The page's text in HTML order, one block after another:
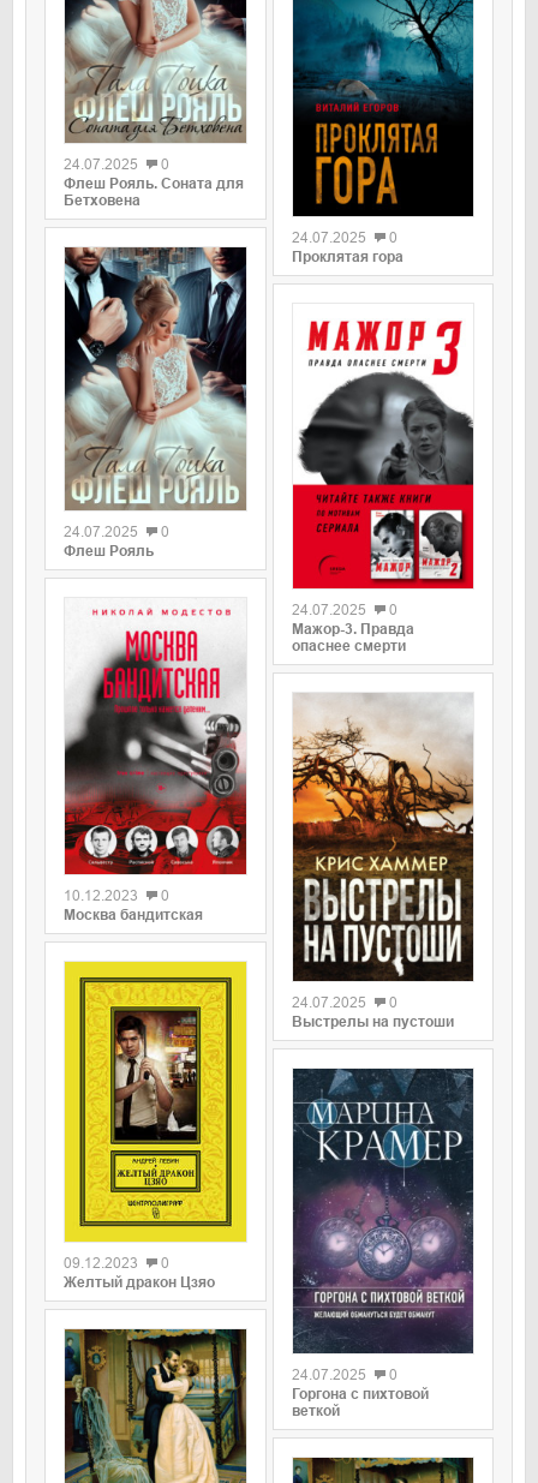
0
24.07.2025
0
Флеш Рояль. Соната для
Бетховена
0
24.07.2025
0
Флеш Рояль
0
10.12.2023
0
Москва бандитская
09.12.2023
0
Желтый дракон Цзяо
24.07.2025
0
Проклятая гора
24.07.2025
0
Мажор-3. Правда
опаснее смерти
24.07.2025
0
Выстрелы на пустоши
0
24.07.2025
0
Горгона с пихтовой
веткой